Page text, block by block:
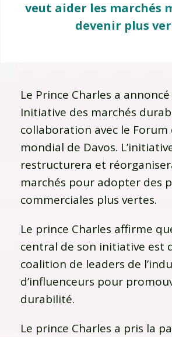
veut aider les marchés
devenir plus
Le Prince Charles a
Initiative des marchés
collaboration avec le
mondial de Davos.
restructurera et
marchés pour adopter des
commerciales plus vertes.
Le prince Charles affirme
central de son initiative est
coalition de leaders de
d’influenceurs pour
durabilité.
Le prince Charles a pris la